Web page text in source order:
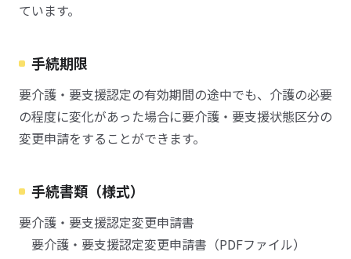
ています。
手続期限
要介護・要支援認定の有効期間の途中でも、介護の必要
の程度に変化があった場合に要介護・要支援状態区分の
変更申請をすることができます。
手続書類（様式）
要介護・要支援認定変更申請書
要介護・要支援認定変更申請書（PDFファイル）